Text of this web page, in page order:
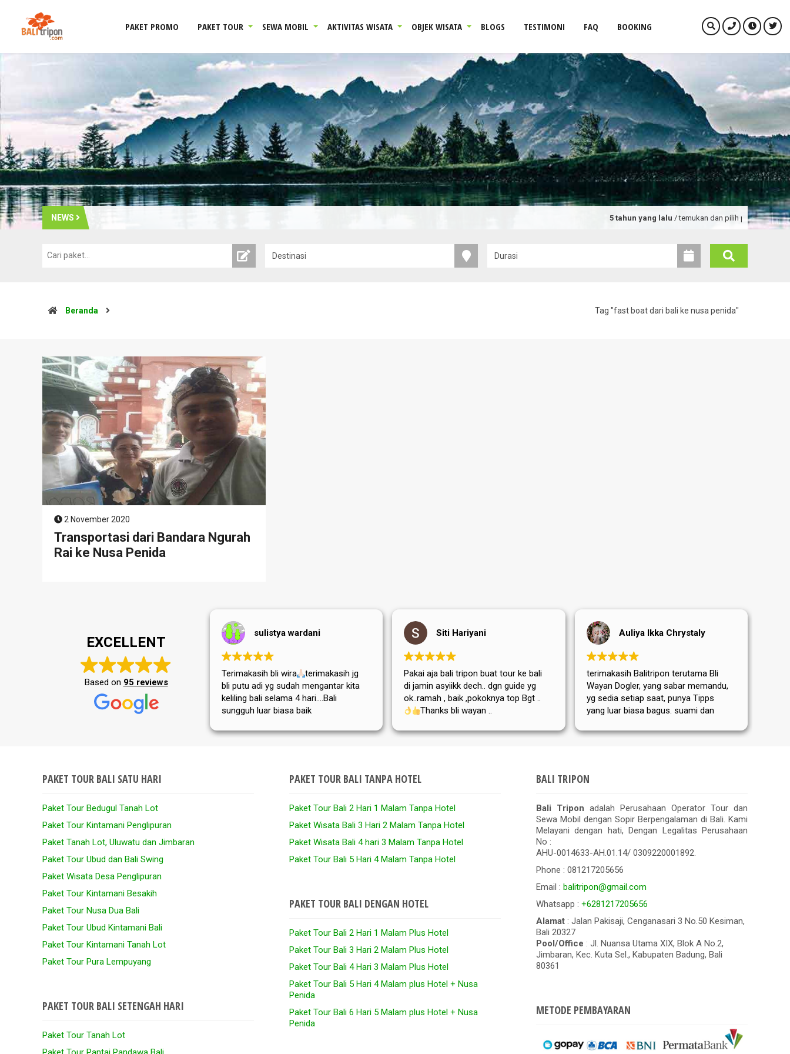
PAKET PROMO PAKET TOUR SEWA MOBIL AKTIVITAS WISATA OBJEK WISATA BLOGS TESTIMONI FAQ BOOKING
NEWS 5 tahun yang lalu/ temukan dan pilih paket tour dan
Beranda Tag "fast boat dari bali ke nusa penida"
2 November 2020
Transportasi dari Bandara Ngurah
Rai ke Nusa Penida
EXCELLENT
Based on 95 reviews
sulistya wardani
Terimakasih bli wira
terimakasih jg
bli putu adi yg sudah mengantar kita
keliling bali selama 4 hari....Bali
sungguh luar biasa baik
tempat wisatanya....semoga tripon
Siti Hariyani
Pakai aja bali tripon buat tour ke bali
di jamin asyiikk dech.. dgn guide yg
ok..ramah , baik ,pokoknya top Bgt ..
Thanks bli wayan ..
Auliya Ikka Chrystaly
terimakasih Balitripon terutama Bli
Wayan Dogler, yang sabar memandu,
yg sedia setiap saat, punya Tipps
yang luar biasa bagus. suami dan
sangat puas dan senang ditemanin
PAKET TOUR BALI SATU HARI
Paket Tour Bedugul Tanah Lot
Paket Tour Kintamani Penglipuran
Paket Tanah Lot, Uluwatu dan Jimbaran
Paket Tour Ubud dan Bali Swing
Paket Wisata Desa Penglipuran
Paket Tour Kintamani Besakih
Paket Tour Nusa Dua Bali
Paket Tour Ubud Kintamani Bali
Paket Tour Kintamani Tanah Lot
Paket Tour Pura Lempuyang
PAKET TOUR BALI SETENGAH HARI
Paket Tour Tanah Lot
PAKET TOUR BALI TANPA HOTEL
Paket Tour Bali 2 Hari 1 Malam Tanpa Hotel
Paket Wisata Bali 3 Hari 2 Malam Tanpa Hotel
Paket Wisata Bali 4 hari 3 Malam Tanpa Hotel
Paket Tour Bali 5 Hari 4 Malam Tanpa Hotel
PAKET TOUR BALI DENGAN HOTEL
Paket Tour Bali 2 Hari 1 Malam Plus Hotel
Paket Tour Bali 3 Hari 2 Malam Plus Hotel
Paket Tour Bali 4 Hari 3 Malam Plus Hotel
Paket Tour Bali 5 Hari 4 Malam plus Hotel + Nusa
Penida
Paket Tour Bali 6 Hari 5 Malam plus Hotel + Nusa
Penida
BALI TRIPON
Bali Tripon adalah Perusahaan Operator Tour dan
Sewa Mobil dengan Sopir Berpengalaman di Bali. Kami
Melayani dengan hati, Dengan Legalitas Perusahaan
No :
AHU-0014633-AH.01.14/ 0309220001892.
Phone : 081217205656
Email : balitripon@gmail.com
Whatsapp : +6281217205656
Alamat: Jalan Pakisaji, Cenganasari 3 No.50 Kesiman,
Bali 20327
Pool/Office : Jl. Nuansa Utama XIX, Blok A No.2,
Jimbaran, Kec. Kuta Sel., Kabupaten Badung, Bali
80361
METODE PEMBAYARAN